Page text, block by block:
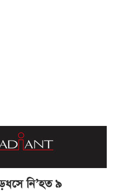
নি’হত ৯